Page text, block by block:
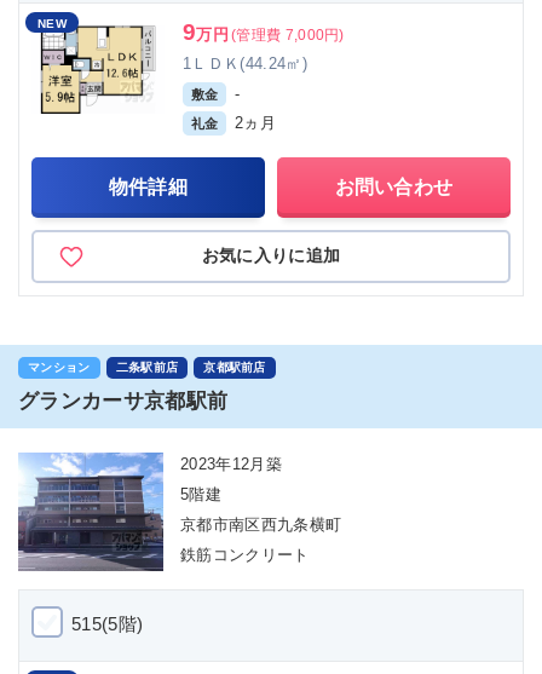
NEW 9万円 (管理費 7,000円)
1ＬＤＫ(44.24㎡)
敷金 -
礼金 2ヵ月
物件詳細 お問い合わせ
お気に入りに追加
マンション 二条駅前店 京都駅前店
グランカーサ京都駅前
2023年12月築
5階建
京都市南区西九条横町
鉄筋コンクリート
515(5階)